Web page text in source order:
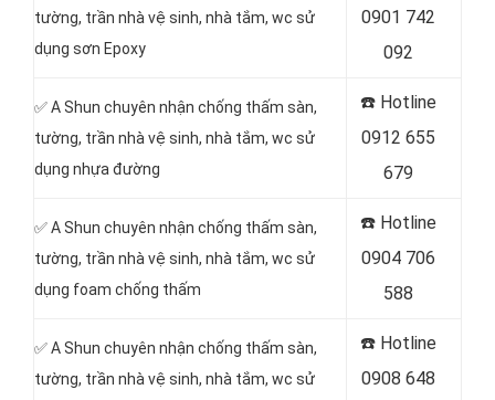
tường, trần nhà vệ sinh, nhà tắm, wc sử
dụng sơn Epoxy
0901 742
092
✅ A Shun chuyên nhận chống thấm sàn,
tường, trần nhà vệ sinh, nhà tắm, wc sử
dụng nhựa đường
☎️ Hotline
0912 655
679
✅ A Shun chuyên nhận chống thấm sàn,
tường, trần nhà vệ sinh, nhà tắm, wc sử
dụng foam chống thấm
☎️ Hotline
0904 706
588
✅ A Shun chuyên nhận chống thấm sàn,
tường, trần nhà vệ sinh, nhà tắm, wc sử
☎️ Hotline
0908 648